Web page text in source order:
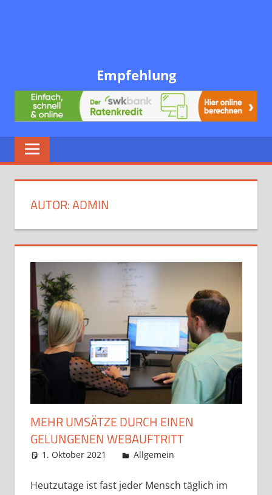
Empfehlung
AUTOR:ADMIN
MEHR UMSÄTZE DURCH EINEN
GELUNGENEN WEBAUFTRITT
1. Oktober 2021 admin
Allgemein
Heutzutage ist fast jeder Mensch täglich im